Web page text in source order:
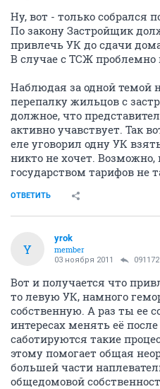
Ну, вот - только собрался
По закону Застройщик
привлечь УК до сдачи
В случае с ТСЖ проблемно
Наблюдая за одной темой
перепалку жильцов с
должное, что
активно учавствует. Так
еле уговорил одну УК
никто не хочет. Возможно,
государством тарифов не
ОТВЕТИТЬ
Y
yrok
member
03 ноября 2011 091172
Вот и получается что
то левую УК, намного
собственную. А раз ты ее
интересах менять её
саботируются такие
этому помогает общая
большей части
общедомовой